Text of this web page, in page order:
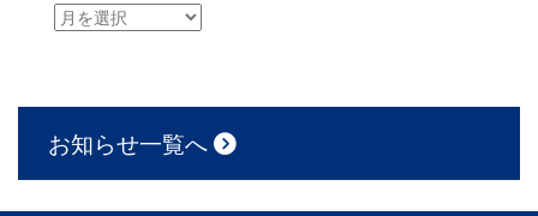
お知らせ一覧へ